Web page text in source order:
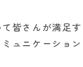
皆さんが満足
ュニケーショ